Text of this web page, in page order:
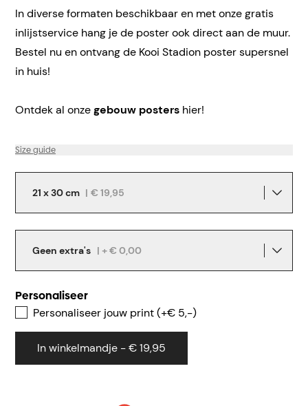
In diverse formaten beschikbaar en met onze gratis
inlijstservice hang je de poster ook direct aan de muur.
Bestel nu en ontvang de Kooi Stadion poster supersnel
in huis!
Ontdek al onzegebouw posters hier!
Size guide
21 x 30 cm | € 19,95
Geen extra's | + € 0,00
Personaliseer
Personaliseer jouw print (+€ 5,-)
In winkelmandje - € 19,95